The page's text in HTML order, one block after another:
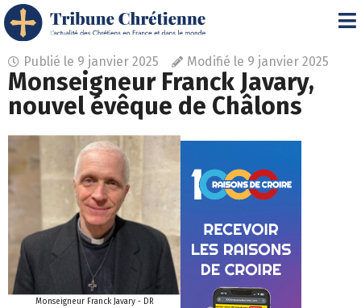
Publié le 9 janvier 2025 Modifié le 9 janvier 2025
Monseigneur Franck Javary,
nouvel évêque de Châlons
Monseigneur Franck Javary - DR